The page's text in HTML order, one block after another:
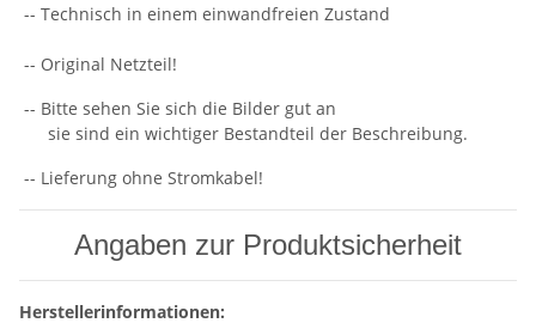
-- Technisch in einem einwandfreien Zustand
-- Original Netzteil!
-- Bitte sehen Sie sich die Bilder gut an
sie sind ein wichtiger Bestandteil der Beschreibung.
-- Lieferung ohne Stromkabel!
Angaben zur Produktsicherheit
Herstellerinformationen: